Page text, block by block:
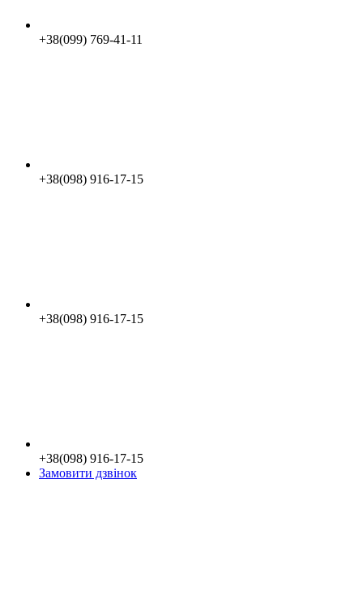
+38(099) 769-41-11
+38(098) 916-17-15
+38(098) 916-17-15
+38(098) 916-17-15
Замовити дзвінок